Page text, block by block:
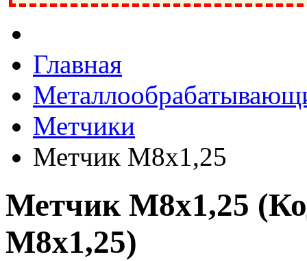
Ивантеевка, подшипники, пневматика, метизы, техника,
Главная
Метчики
Метчик М8х1,25
Метчик М8х1,25
М8х1,25)